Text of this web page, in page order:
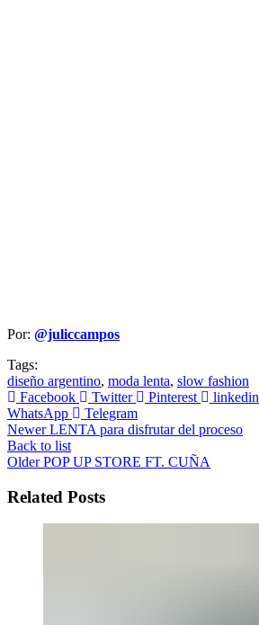
Por: @juliccampos
Tags:
diseño argentino, moda lenta, slow fashion
Facebook
Twitter Pinterest linkedin
WhatsApp
Telegram
Newer LENTA para disfrutar del proceso
Back to list
Older POP UP STORE FT. CUÑA
Related Posts